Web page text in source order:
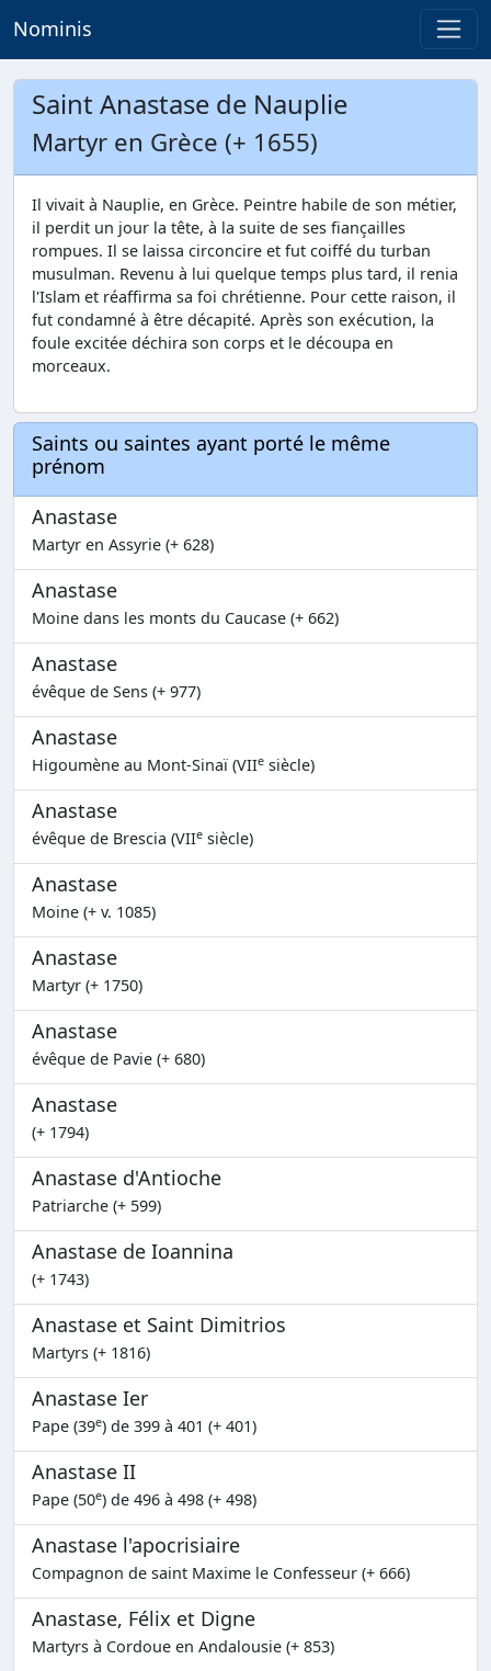
Nominis
Saint Anastase de Nauplie
Martyr en Grèce (+ 1655)
Il vivait à Nauplie, en Grèce. Peintre habile de son métier,
il perdit un jour la tête, à la suite de ses fiançailles
rompues. Il se laissa circoncire et fut coiffé du turban
musulman. Revenu à lui quelque temps plus tard, il renia
l'Islam et réaffirma sa foi chrétienne. Pour cette raison, il
fut condamné à être décapité. Après son exécution, la
foule excitée déchira son corps et le découpa en
morceaux.
Saints ou saintes ayant porté le même
prénom
Anastase
Martyr en Assyrie (+ 628)
Anastase
Moine dans les monts du Caucase (+ 662)
Anastase
évêque de Sens (+ 977)
Anastase
Higoumène au Mont-Sinaï (VIIe siècle)
Anastase
évêque de Brescia (VIIe siècle)
Anastase
Moine (+ v. 1085)
Anastase
Martyr (+ 1750)
Anastase
évêque de Pavie (+ 680)
Anastase
(+ 1794)
Anastase d'Antioche
Patriarche (+ 599)
Anastase de Ioannina
(+ 1743)
Anastase et Saint Dimitrios
Martyrs (+ 1816)
Anastase Ier
Pape (39e) de 399 à 401 (+ 401)
Anastase II
Pape (50e) de 496 à 498 (+ 498)
Anastase l'apocrisiaire
Compagnon de saint Maxime le Confesseur (+ 666)
Anastase, Félix et Digne
Martyrs à Cordoue en Andalousie (+ 853)